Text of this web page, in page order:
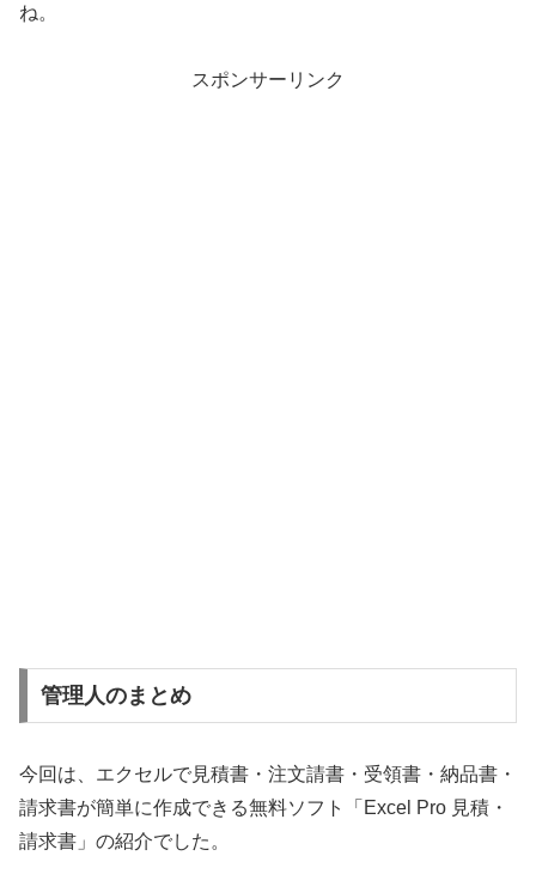
ね。
スポンサーリンク
管理人のまとめ
今回は、エクセルで見積書・注文請書・受領書・納品書・
請求書が簡単に作成できる無料ソフト「Excel Pro 見積・
請求書」の紹介でした。